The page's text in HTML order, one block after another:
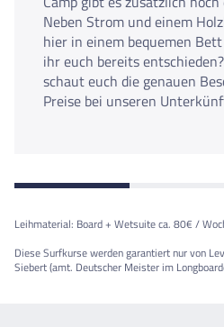
Neben Strom und einem
hier in einem bequemen
ihr euch bereits
schaut euch die genauen
Preise bei unseren
Leihmaterial: Board + Wetsuite ca. 80€ /
Diese Surfkurse werden garantiert nur von
Siebert (amt. Deutscher Meister im